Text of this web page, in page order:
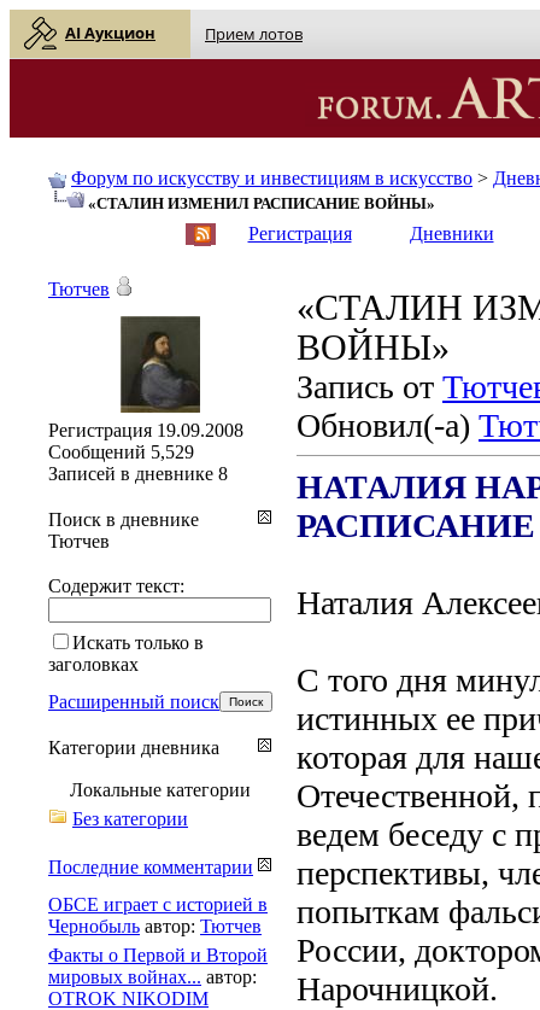
AI Аукцион Прием лотов
Форум по искусству и инвестициям в искусство >
«СТАЛИН ИЗМЕНИЛ РАСПИСАНИЕ ВОЙНЫ»
Регистрация Дневники
«СТАЛИН
ВОЙНЫ»
Запись от
Обновил(-а)
НАТАЛИЯ
Наталия
С того дня
истинных ее
которая для
Отечественной,
ведем беседу с
перспективы,
попыткам
России,
Нарочницкой.
Тютчев
Регистрация 19.09.2008
Сообщений 5,529
Записей в дневнике 8
Поиск в дневнике
Тютчев
Содержит текст:
Искать только в
заголовках
Расширенный поиск
Категории дневника
Локальные категории
Без категории
Последние комментарии
ОБСЕ играет с историей в
Чернобыль автор: Тютчев
Факты о Первой и Второй
мировых войнах... автор:
OTROK NIKODIM